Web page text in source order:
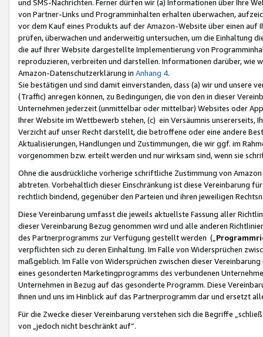
und SMS-Nachrichten. Ferner dürfen wir (a) Informationen über Ihre
von Partner-Links und Programminhalten erhalten überwachen,
vor dem Kauf eines Produkts auf der Amazon-Website über einen
prüfen, überwachen und anderweitig untersuchen, um die Einhaltung
die auf Ihrer Website dargestellte Implementierung von
reproduzieren, verbreiten und darstellen. Informationen darüber, wie
Amazon-Datenschutzerklärung in Anhang 4.
Sie bestätigen und sind damit einverstanden, dass (a) wir und
(Traffic) anregen können, zu Bedingungen, die von den in dieser
Unternehmen jederzeit (unmittelbar oder mittelbar) Websites oder
Ihrer Website im Wettbewerb stehen, (c) ein Versäumnis unsererseits,
Verzicht auf unser Recht darstellt, die betroffene oder eine andere
Aktualisierungen, Handlungen und Zustimmungen, die wir ggf. im
vorgenommen bzw. erteilt werden und nur wirksam sind, wenn sie
Ohne die ausdrückliche vorherige schriftliche Zustimmung von
abtreten. Vorbehaltlich dieser Einschränkung ist diese Vereinbarung
rechtlich bindend, gegenüber den Parteien und ihren jeweiligen
Diese Vereinbarung umfasst die jeweils aktuellste Fassung aller
dieser Vereinbarung Bezug genommen wird und alle anderen
des Partnerprogramms zur Verfügung gestellt werden („
verpflichten sich zu deren Einhaltung. Im Falle von Widersprüchen
maßgeblich. Im Falle von Widersprüchen zwischen dieser
eines gesonderten Marketingprogramms des verbundenen
Unternehmen in Bezug auf das gesonderte Programm. Diese
Ihnen und uns im Hinblick auf das Partnerprogramm dar und ersetzt
Für die Zwecke dieser Vereinbarung verstehen sich die Begriffe
von „jedoch nicht beschränkt auf“.